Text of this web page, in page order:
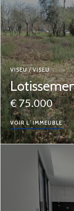
VISEU / VISEU
€ 75.000
VOIR L´IMMEUBLE